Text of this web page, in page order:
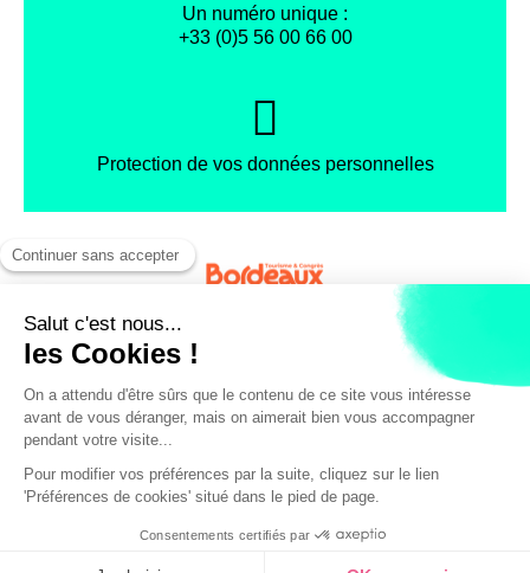
Un numéro unique :
+33 (0)5 56 00 66 00
Protection de vos données personnelles
Mentions légales
Conditions générales de vente
Politique de confidentialité
© Office de Tourisme et des Congrès de Bordeaux Métropole
255€ de 1 à 10
personnes
(7 avis)
VOIR LES DATES /
RÉSERVER